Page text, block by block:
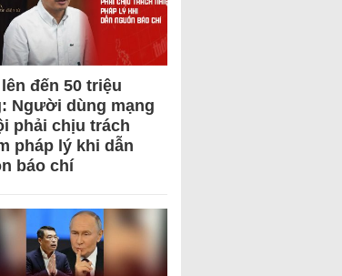
đến 50 triệu
Người dùng mạng
phải chịu trách
pháp lý khi dẫn
báo chí